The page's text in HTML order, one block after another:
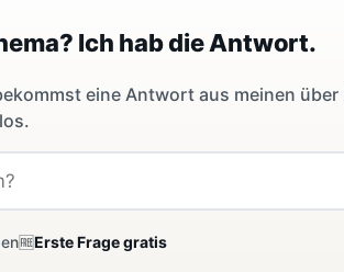
Ich hab die Antwort.
eine Antwort aus meinen
🆓Erste Frage gratis